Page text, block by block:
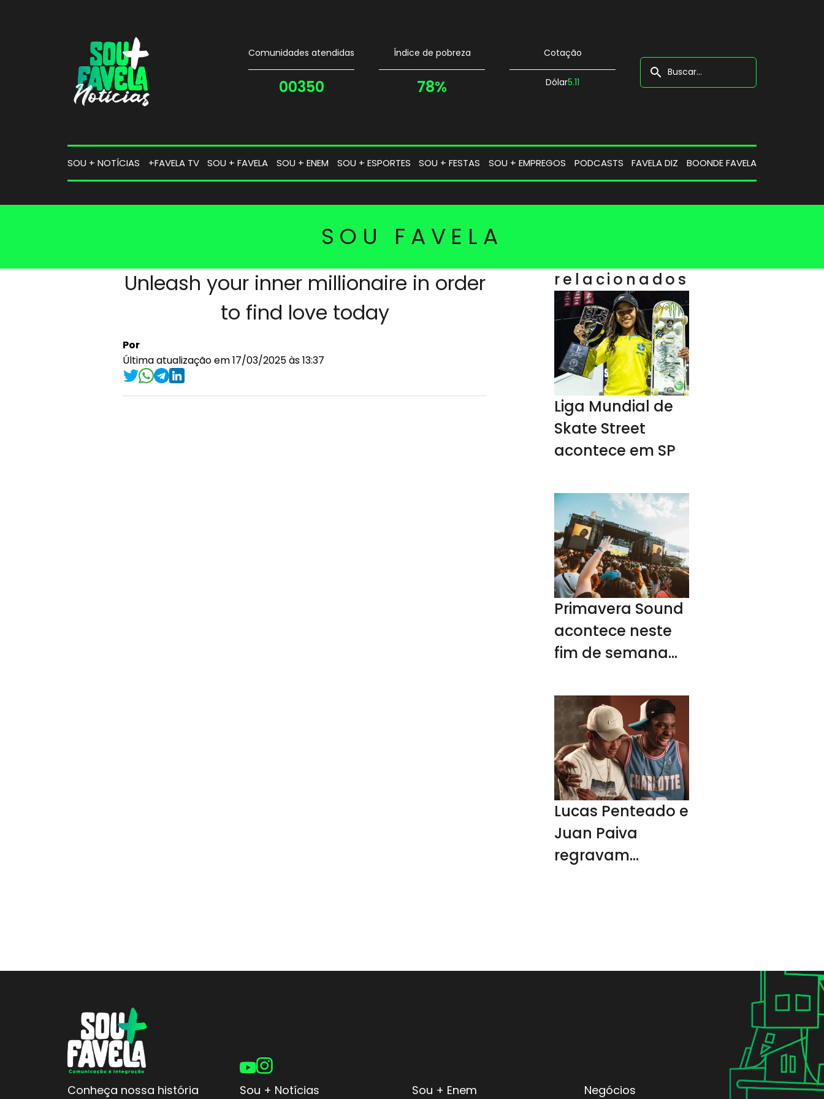
Comunidades atendidas
00350
Índice de pobreza
78%
Cotação
Dólar5.11
search
SOU + NOTÍCIAS +FAVELA TV SOU + FAVELA SOU + ENEM SOU + ESPORTES SOU + FESTAS SOU + EMPREGOS PODCASTS FAVELA DIZ BOONDE FAVELA
SOU FAVELA
Unleash your inner millionaire in order
to find love today
Por
Última atualização em 17/03/2025 às 13:37
relacionados
Liga Mundial de
Skate Street
acontece em SP
Primavera Sound
acontece neste
fim de semana
Lucas Penteado e
Juan Paiva
regravam
Conheça nossa história Sou + Notícias Sou + Enem Negócios